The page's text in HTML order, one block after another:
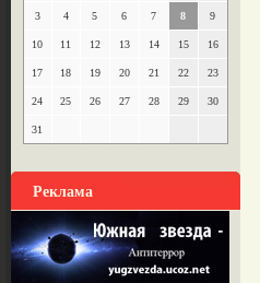
3 4 5 6 7 8 9
10 11 12 13 14 15 16
17 18 19 20 21 22 23
24 25 26 27 28 29 30
31
Реклама